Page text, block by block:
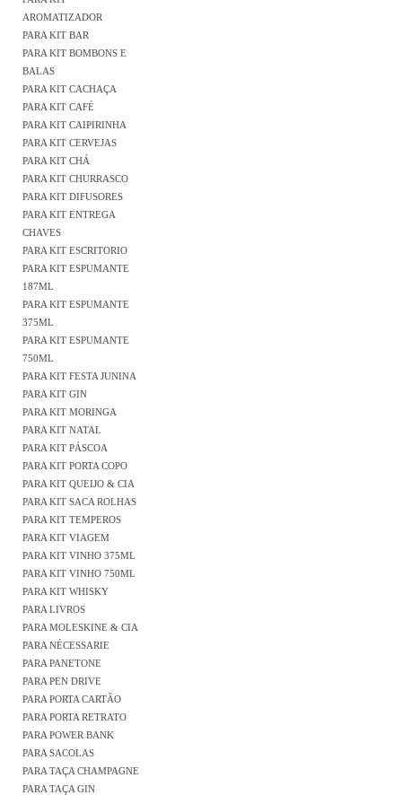
AROMATIZADOR
PARA KIT BAR
PARA KIT BOMBONS E
BALAS
PARA KIT CACHAÇA
PARA KIT CAFÉ
PARA KIT CAIPIRINHA
PARA KIT CERVEJAS
PARA KIT CHÁ
PARA KIT CHURRASCO
PARA KIT DIFUSORES
PARA KIT ENTREGA
CHAVES
PARA KIT ESCRITORIO
PARA KIT ESPUMANTE
187ML
PARA KIT ESPUMANTE
375ML
PARA KIT ESPUMANTE
750ML
PARA KIT FESTA JUNINA
PARA KIT GIN
PARA KIT MORINGA
PARA KIT NATAL
PARA KIT PÁSCOA
PARA KIT PORTA COPO
PARA KIT QUEIJO & CIA
PARA KIT SACA ROLHAS
PARA KIT TEMPEROS
PARA KIT VIAGEM
PARA KIT VINHO 375ML
PARA KIT VINHO 750ML
PARA KIT WHISKY
PARA LIVROS
PARA MOLESKINE & CIA
PARA NÉCESSARIE
PARA PANETONE
PARA PEN DRIVE
PARA PORTA CARTÃO
PARA PORTA RETRATO
PARA POWER BANK
PARA SACOLAS
PARA TAÇA CHAMPAGNE
PARA TAÇA GIN